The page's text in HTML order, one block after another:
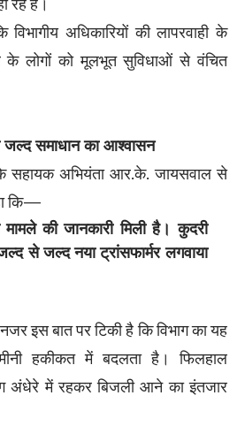
विभागीय अधिकारियों की लापरवाही के
के लोगों को मूलभूत सुविधाओं से वंचित
जल्द समाधान का आश्वासन
सहायक अभियंता आर.के. जायसवाल से
कि—
की जानकारी मिली है। कुदरी
से जल्द नया ट्रांसफार्मर लगवाया
इस बात पर टिकी है कि विभाग का यह
हकीकत में बदलता है। फिलहाल
अंधेरे में रहकर बिजली आने का इंतजार